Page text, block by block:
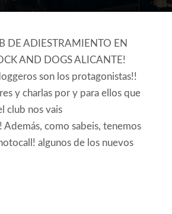
DE ADIESTRAMIENTO EN
AND DOGS ALICANTE!
son los protagonistas!!
y charlas por y para ellos que
club nos vais
Además, como sabeis, tenemos
algunos de los nuevos